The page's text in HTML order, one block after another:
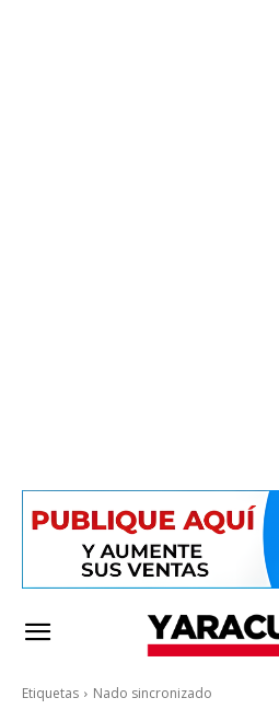
Etiquetas Nado sincronizado